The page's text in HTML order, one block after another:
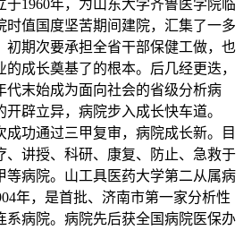
1960年，为山东大学齐鲁医学院临
时值国度坚苦期间建院，汇集了一多
初期次要承担全省干部保健工做，也
成长奠基了的根本。后几经更迭，
代末始成为面向社会的省级分析病
辟立异，病院步入成长快车道。
成功通过三甲复审，病院成长新。目
、讲授、科研、康复、防止、急救于
等病院。山工具医药大学第二从属病
年，是首批、济南市第一家分析性
系病院。病院先后获全国病院医保办